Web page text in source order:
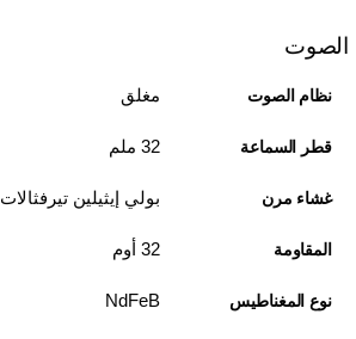
الصوت
نظام الصوت مغلق
قطر السماعة 32 ملم
غشاء مرن بولي إيثيلين تيرفثالات
المقاومة 32 أوم
نوع المغناطيس NdFeB